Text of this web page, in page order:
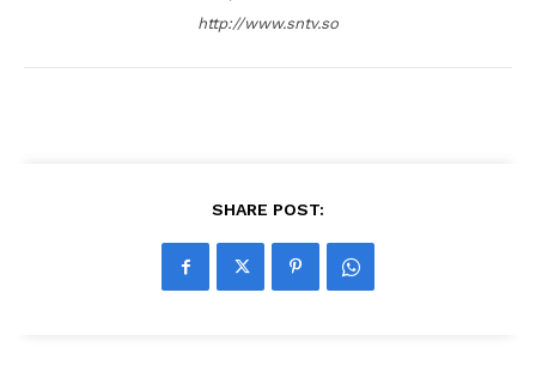
http://www.sntv.so
SHARE POST: